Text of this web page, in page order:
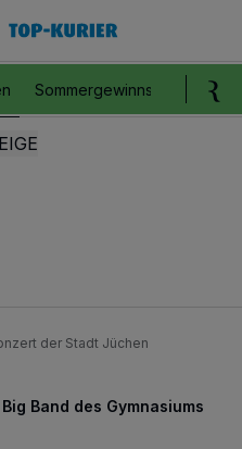
Sommergewinnspiel
der Stadt Jüchen
Band des Gymnasiums